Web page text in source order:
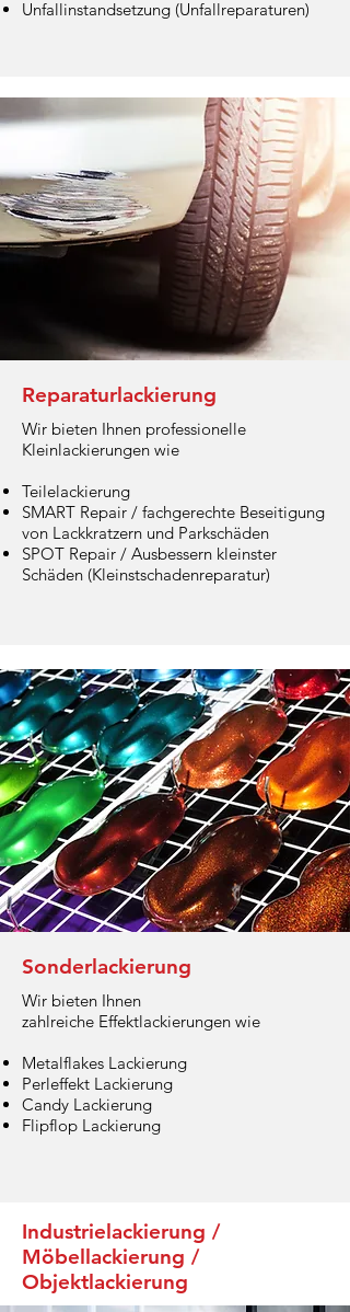
Unfallinstandsetzung (Unfallreparaturen)
Reparaturlackierung
Wir bieten Ihnen professionelle
Kleinlackierungen wie
Teilelackierung
SMART Repair / fachgerechte Beseitigung
von Lackkratzern und Parkschäden
SPOT Repair / Ausbessern kleinster
Schäden (Kleinstschadenreparatur)
Sonderlackierung
Wir bieten Ihnen
zahlreiche Effektlackierungen wie
Metalflakes Lackierung
Perleffekt Lackierung
Candy Lackierung
Flipflop Lackierung
Industrielackierung /
Möbellackierung /
Objektlackierung